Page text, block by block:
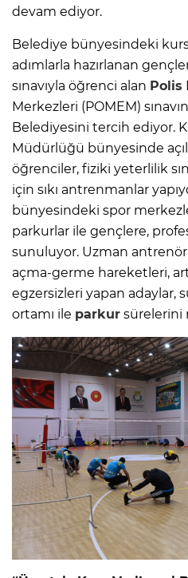
devam ediyor.
Belediye bünyesindeki
adımlarla hazırlanan
sınavıyla öğrenci alan Polis
Merkezleri (POMEM)
Belediyesini tercih ediyor.
Müdürlüğü bünyesinde
öğrenciler, fiziki yeterlilik
için sıkı antrenmanlar
bünyesindeki spor
parkurlar ile gençlere,
sunuluyor. Uzman
açma-germe hareketleri,
egzersizleri yapan adaylar,
ortamı ile parkur sürelerini